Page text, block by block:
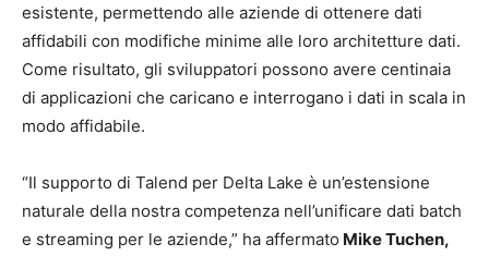
esistente, permettendo alle aziende di ottenere dati
affidabili con modifiche minime alle loro architetture dati.
Come risultato, gli sviluppatori possono avere centinaia
di applicazioni che caricano e interrogano i dati in scala in
modo affidabile.
“Il supporto di Talend per Delta Lake è un’estensione
naturale della nostra competenza nell’unificare dati batch
e streaming per le aziende,” ha affermato Mike Tuchen,